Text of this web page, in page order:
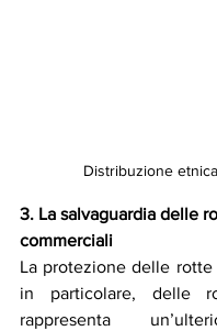
Distribuzione
3. La salvaguardia delle
commerciali
La protezione delle rotte
in particolare, delle
rappresenta